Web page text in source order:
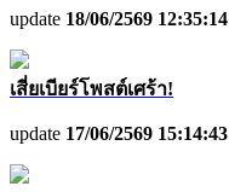
update 18/06/2569 12:35:14
เสี่ยเบียร์โพสต์เศร้า!
update 17/06/2569 15:14:43